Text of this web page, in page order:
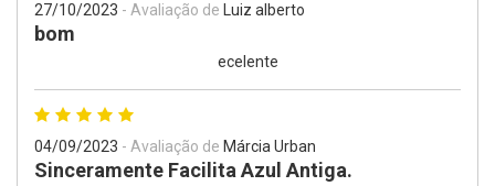
27/10/2023 - Avaliação de Luiz alberto
bom
ecelente
04/09/2023 - Avaliação de Márcia Urban
Sinceramente Facilita Azul Antiga.